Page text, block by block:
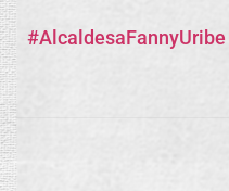
#AlcaldesaFannyUribe